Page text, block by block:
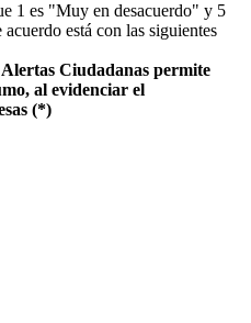
1 es "Muy en desacuerdo" y 5
está con las siguientes
Ciudadanas permite
al evidenciar el
(*)